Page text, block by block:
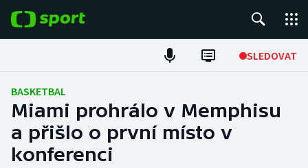
SLEDOVAT
Fotbal
Hokej
Tenis
BASKETBAL
Miami prohrálo v Memphisu
a přišlo o první místo v
konferenci